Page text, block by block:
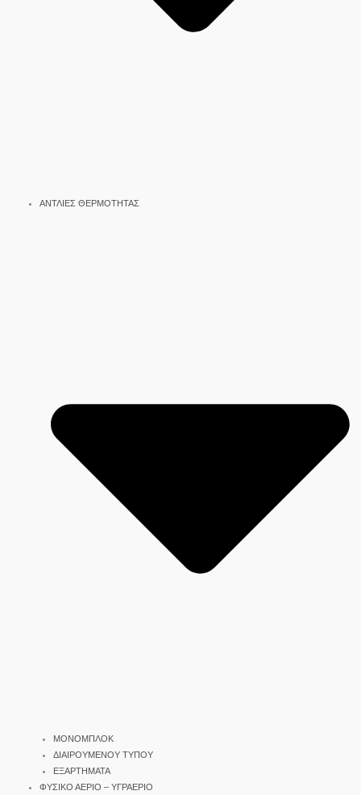
ΑΝΤΛΙΕΣ ΘΕΡΜΟΤΗΤΑΣ
ΜΟΝΟΜΠΛΟΚ
ΔΙΑΙΡΟΥΜΕΝΟΥ ΤΥΠΟΥ
ΕΞΑΡΤΗΜΑΤΑ
ΦΥΣΙΚΟ ΑΕΡΙΟ – ΥΓΡΑΕΡΙΟ